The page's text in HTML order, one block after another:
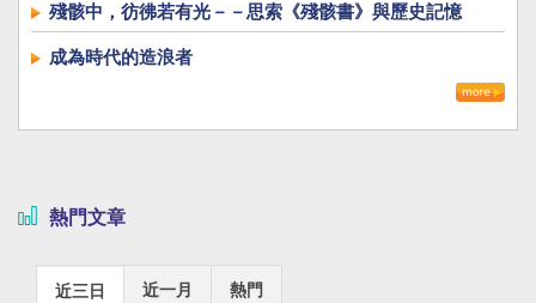
殘骸中，彷彿若有光－－思索《殘骸書》與歷史記憶
成為時代的造浪者
熱門文章
近三日 近一月 熱門